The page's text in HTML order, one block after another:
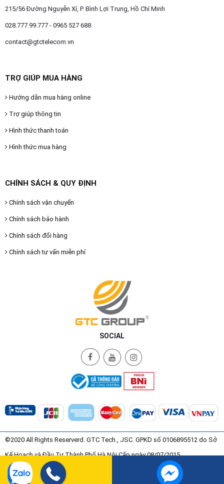
215/56 Đường Nguyễn Xí, P. Bình Lợi Trung, Hồ Chí Minh
028.777.99.777 - 0965 527 688
contact@gtctelecom.vn
TRỢ GIÚP MUA HÀNG
Hướng dẫn mua hàng online
Trợ giúp thông tin
Hình thức thanh toán
Hình thức mua hàng
CHÍNH SÁCH & QUY ĐỊNH
Chính sách vận chuyển
Chính sách bảo hành
Chính sách đổi hàng
Chính sách tư vấn miễn phí
SOCIAL
©2020 All Rights Reserverd. GTC Tech., JSC. GPKD số 0106895512 do Sở
Kế Hoạch và Đầu Tư Thành Phố Hà Nội Cấp ngày 08/07/2015